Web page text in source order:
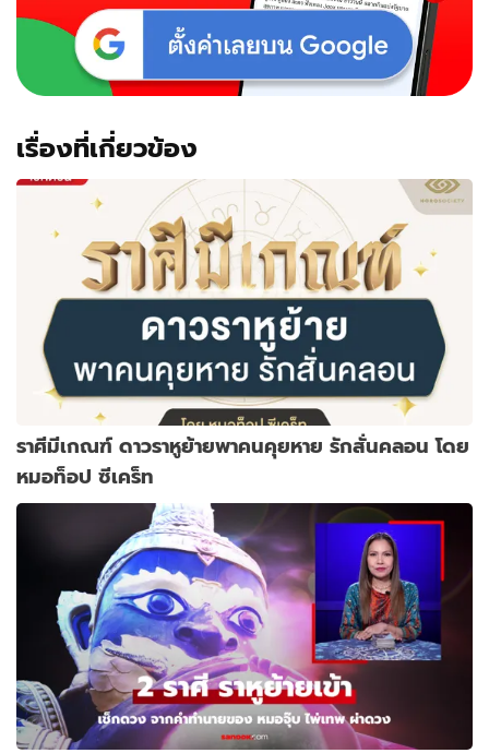
เรื่องที่เกี่ยวข้อง
ราศีมีเกณฑ์ ดาวราหูย้ายพาคนคุยหาย รักสั่นคลอน โดย
หมอท็อป ซีเคร็ท